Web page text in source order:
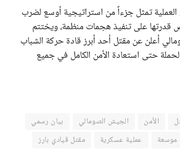
العملية تمثل جزءاً من استراتيجية أوسع لضرب
قدرتها على تنفيذ هجمات منظمة، ويختتم
أعلن عن مقتل أحد أبرز قادة حركة الشباب
حتى استعادة الأمن الكامل في جميع
الأمن الجيش الصومالي
بيان رسمي
موسعة عملية عسكرية مقتل قيادي بارز